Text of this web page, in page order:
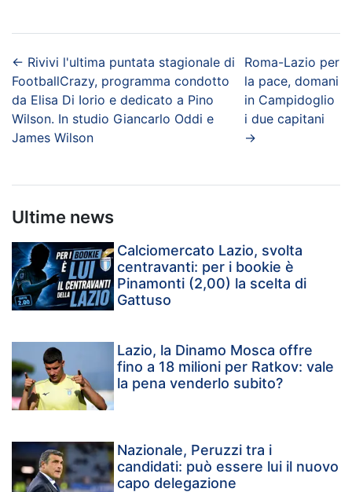
← Rivivi l'ultima puntata stagionale di
FootballCrazy, programma condotto
da Elisa Di Iorio e dedicato a Pino
Wilson. In studio Giancarlo Oddi e
James Wilson
Roma-Lazio per
la pace, domani
in Campidoglio
i due capitani
→
Ultime news
Calciomercato Lazio, svolta
centravanti: per i bookie è
Pinamonti (2,00) la scelta di
Gattuso
Lazio, la Dinamo Mosca offre
fino a 18 milioni per Ratkov: vale
la pena venderlo subito?
Nazionale, Peruzzi tra i
candidati: può essere lui il nuovo
capo delegazione